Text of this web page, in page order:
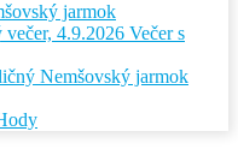
jarmok
4.9.2026 Večer s
Nemšovský jarmok